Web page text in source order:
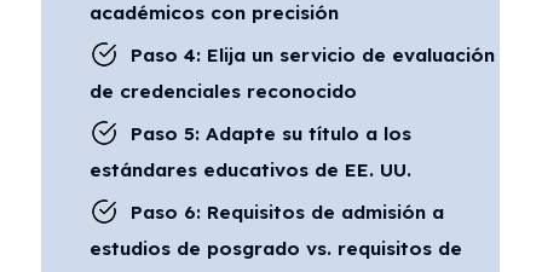
académicos con precisión
Paso 4: Elija un servicio de evaluación
de credenciales reconocido
Paso 5: Adapte su título a los
estándares educativos de EE. UU.
Paso 6: Requisitos de admisión a
estudios de posgrado vs. requisitos de